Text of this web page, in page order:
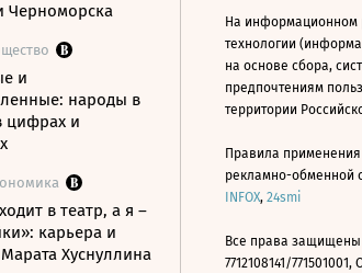
Черноморска
и
народы в
цифрах и
в театр, а я –
карьера и
Хуснуллина
На информационном
технологии
на основе сбора,
предпочтениям
территории
Правила
рекламно-обменной
INFOX, 24smi
Все права
7712108141/771501001,